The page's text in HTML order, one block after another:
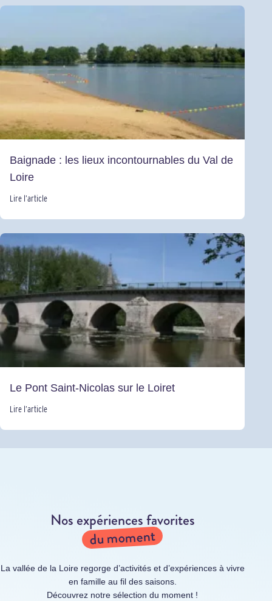
Baignade : les lieux incontournables du Val de
Loire
Lire l’article
Le Pont Saint-Nicolas sur le Loiret
Lire l’article
Nos expériences favorites
du moment
La vallée de la Loire regorge d’activités et d’expériences à vivre
en famille au fil des saisons.
Découvrez notre sélection du moment !